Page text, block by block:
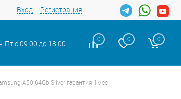
Вход Регистрация
Пт с 09:00 до 18:00
0 0 0
A50 64Gb Silver гарантия 1мес